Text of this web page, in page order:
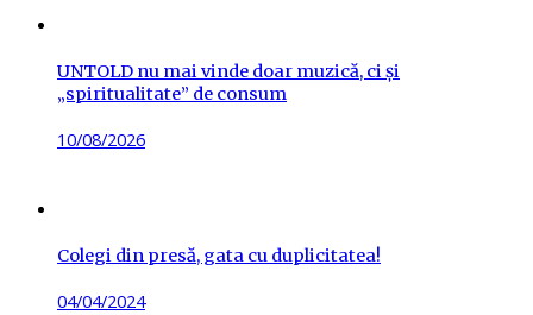
UNTOLD nu mai vinde doar muzică, ci și
„spiritualitate” de consum
Posted
10/08/2026
Colegi din presă, gata cu duplicitatea!
Posted
04/04/2024